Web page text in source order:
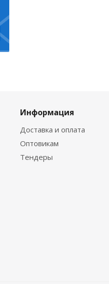
Информация
Доставка и оплата
Оптовикам
Тендеры